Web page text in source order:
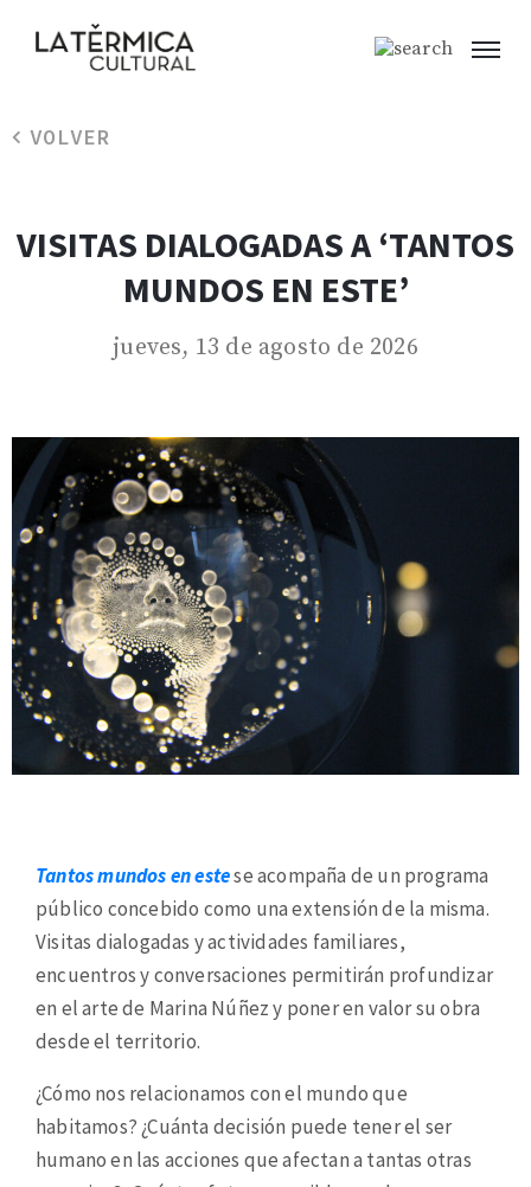
VOLVER
VISITAS DIALOGADAS A ‘TANTOS
MUNDOS EN ESTE’
jueves, 13 de agosto de 2026
Tantos mundos en estese acompaña de un programa
público concebido como una extensión de la misma.
Visitas dialogadas y actividades familiares,
encuentros y conversaciones permitirán profundizar
en el arte de Marina Núñez y poner en valor su obra
desde el territorio.
¿Cómo nos relacionamos con el mundo que
habitamos? ¿Cuánta decisión puede tener el ser
humano en las acciones que afectan a tantas otras